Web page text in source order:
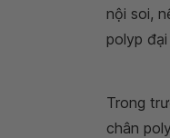
nội soi,
polyp
Trong
chân